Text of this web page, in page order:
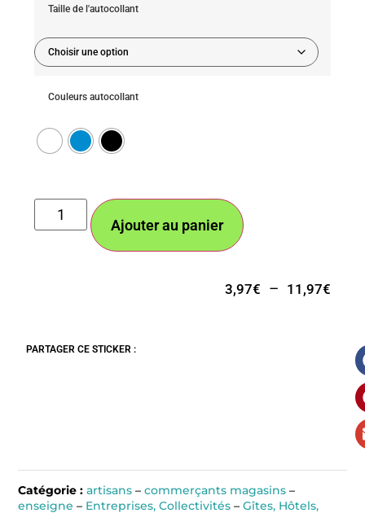
Taille de l'autocollant
Couleurs autocollant
Ajouter au panier
3,97€ – 11,97€
PARTAGER CE STICKER :
Catégorie : artisans– commerçants magasins–
enseigne – Entreprises, Collectivités– Gîtes, Hôtels,